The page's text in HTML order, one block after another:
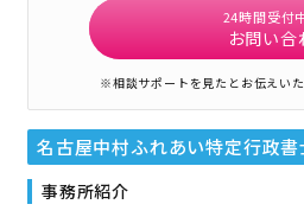
24時間受付
お問い合
※相談サポートを見たとお伝えいた
名古屋中村ふれあい特定行政
事務所紹介